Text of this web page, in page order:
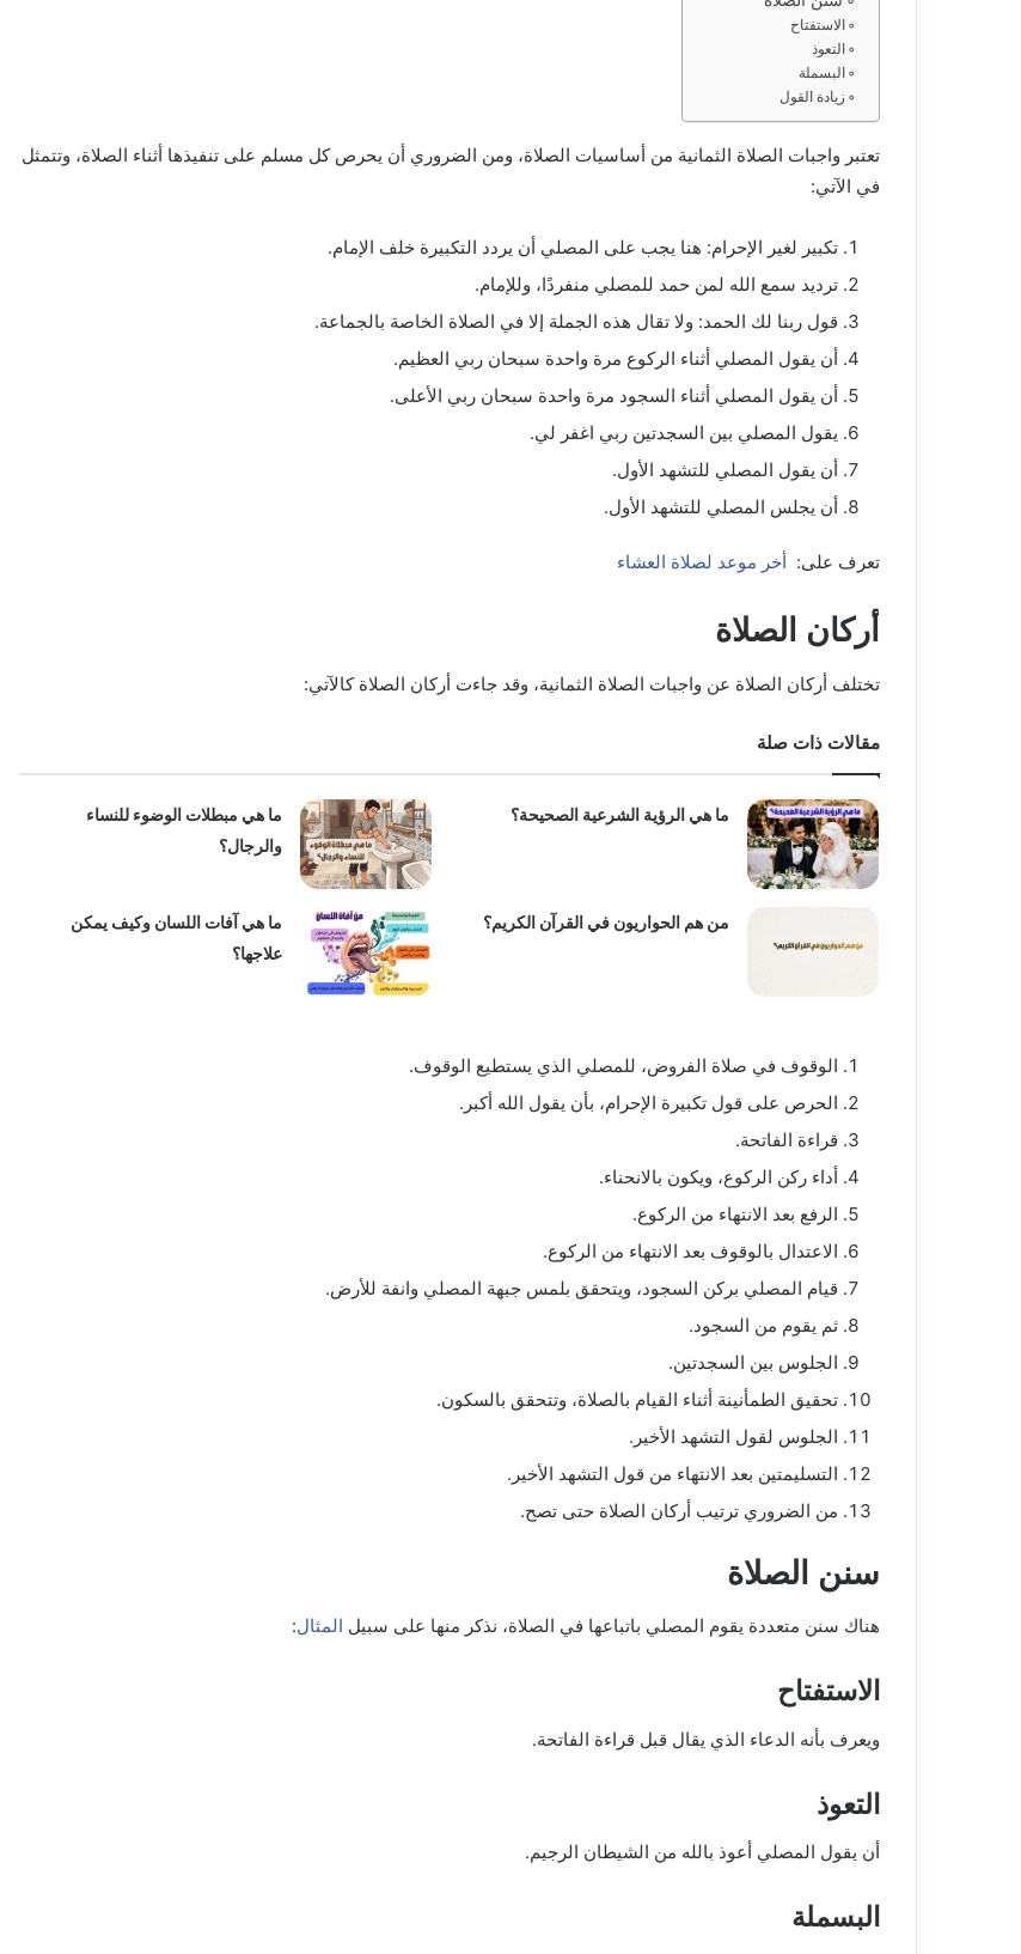
الاستفتاح
التعوذ
البسملة
زيادة القول
تعتبر واجبات الصلاة الثمانية من أساسيات الصلاة، ومن الضروري أن يحرص كل مسلم على تنفيذها أثناء الصلاة، وتتمثل
في الآتي:
تكبير لغير الإحرام: هنا يجب على المصلي أن يردد التكبيرة خلف الإمام.
ترديد سمع الله لمن حمد للمصلي منفردًا، وللإمام.
قول ربنا لك الحمد: ولا تقال هذه الجملة إلا في الصلاة الخاصة بالجماعة.
أن يقول المصلي أثناء الركوع مرة واحدة سبحان ربي العظيم.
أن يقول المصلي أثناء السجود مرة واحدة سبحان ربي الأعلى.
يقول المصلي بين السجدتين ربي اغفر لي.
أن يقول المصلي للتشهد الأول.
أن يجلس المصلي للتشهد الأول.
تعرف على: أخر موعد لصلاة العشاء
أركان الصلاة
تختلف أركان الصلاة عن واجبات الصلاة الثمانية، وقد جاءت أركان الصلاة كالآتي:
مقالات ذات صلة
ما هي الرؤية الشرعية الصحيحة؟
ما هي مبطلات الوضوء للنساء
والرجال؟
من هم الحواريون في القرآن الكريم؟
ما هي آفات اللسان وكيف يمكن
علاجها؟
الوقوف في صلاة الفروض، للمصلي الذي يستطيع الوقوف.
الحرص على قول تكبيرة الإحرام، بأن يقول الله أكبر.
قراءة الفاتحة.
أداء ركن الركوع، ويكون بالانحناء.
الرفع بعد الانتهاء من الركوع.
الاعتدال بالوقوف بعد الانتهاء من الركوع.
قيام المصلي بركن السجود، ويتحقق بلمس جبهة المصلي وانفة للأرض.
ثم يقوم من السجود.
الجلوس بين السجدتين.
تحقيق الطمأنينة أثناء القيام بالصلاة، وتتحقق بالسكون.
الجلوس لقول التشهد الأخير.
التسليمتين بعد الانتهاء من قول التشهد الأخير.
من الضروري ترتيب أركان الصلاة حتى تصح.
سنن الصلاة
هناك سنن متعددة يقوم المصلي باتباعها في الصلاة، نذكر منها على سبيل المثال:
الاستفتاح
ويعرف بأنه الدعاء الذي يقال قبل قراءة الفاتحة.
التعوذ
أن يقول المصلي أعوذ بالله من الشيطان الرجيم.
البسملة